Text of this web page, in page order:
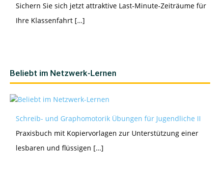
Sichern Sie sich jetzt attraktive Last-Minute-Zeiträume für
Ihre Klassenfahrt […]
Beliebt im Netzwerk-Lernen
Schreib- und Graphomotorik Übungen für Jugendliche II
Praxisbuch mit Kopiervorlagen zur Unterstützung einer
lesbaren und flüssigen […]